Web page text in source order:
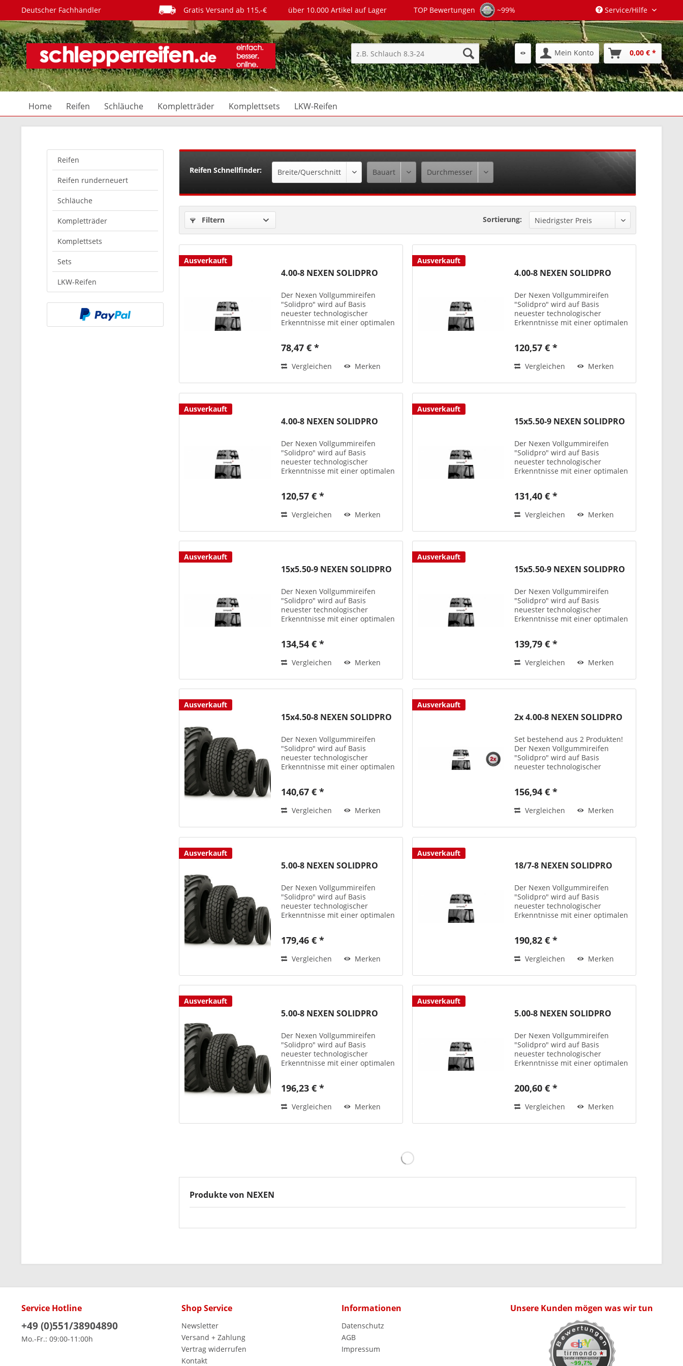
Deutscher Fachhändler Gratis Versand ab 115,-€ über 10.000 Artikel auf Lager TOP Bewertungen ~99% Service/Hilfe
Mein Konto 0,00 € *
Home Reifen Schläuche Kompletträder Komplettsets LKW-Reifen
Reifen
Reifen runderneuert
Schläuche
Kompletträder
Komplettsets
Sets
LKW-Reifen
Reifen Schnellfinder:
Filtern Sortierung:
Ausverkauft
4.00-8 NEXEN SOLIDPRO
Der Nexen Vollgummireifen
"Solidpro" wird auf Basis
neuester technologischer
Erkenntnisse mit einer optimalen
antistatischen
Non-Marking-Version...
78,47 € *
Vergleichen Merken
Ausverkauft
4.00-8 NEXEN SOLIDPRO
Der Nexen Vollgummireifen
"Solidpro" wird auf Basis
neuester technologischer
Erkenntnisse mit einer optimalen
antistatischen
Non-Marking-Version...
120,57 € *
Vergleichen Merken
Ausverkauft
4.00-8 NEXEN SOLIDPRO
Der Nexen Vollgummireifen
"Solidpro" wird auf Basis
neuester technologischer
Erkenntnisse mit einer optimalen
antistatischen
Non-Marking-Version...
120,57 € *
Vergleichen Merken
Ausverkauft
15x5.50-9 NEXEN SOLIDPRO
Der Nexen Vollgummireifen
"Solidpro" wird auf Basis
neuester technologischer
Erkenntnisse mit einer optimalen
antistatischen
Non-Marking-Version...
131,40 € *
Vergleichen Merken
Ausverkauft
15x5.50-9 NEXEN SOLIDPRO
Der Nexen Vollgummireifen
"Solidpro" wird auf Basis
neuester technologischer
Erkenntnisse mit einer optimalen
antistatischen
Non-Marking-Version...
134,54 € *
Vergleichen Merken
Ausverkauft
15x5.50-9 NEXEN SOLIDPRO
Der Nexen Vollgummireifen
"Solidpro" wird auf Basis
neuester technologischer
Erkenntnisse mit einer optimalen
antistatischen
Non-Marking-Version...
139,79 € *
Vergleichen Merken
Ausverkauft
15x4.50-8 NEXEN SOLIDPRO
Der Nexen Vollgummireifen
"Solidpro" wird auf Basis
neuester technologischer
Erkenntnisse mit einer optimalen
antistatischen
Non-Marking-Version...
140,67 € *
Vergleichen Merken
Ausverkauft
2x 4.00-8 NEXEN SOLIDPRO
Set bestehend aus 2 Produkten!
Der Nexen Vollgummireifen
"Solidpro" wird auf Basis
neuester technologischer
produziert – teils auch mit
Laufflächenmischungen...
156,94 € *
Vergleichen Merken
Ausverkauft
5.00-8 NEXEN SOLIDPRO
Der Nexen Vollgummireifen
"Solidpro" wird auf Basis
neuester technologischer
Erkenntnisse mit einer optimalen
antistatischen
Non-Marking-Version...
179,46 € *
Vergleichen Merken
Ausverkauft
18/7-8 NEXEN SOLIDPRO
Der Nexen Vollgummireifen
"Solidpro" wird auf Basis
neuester technologischer
Erkenntnisse mit einer optimalen
antistatischen
Non-Marking-Version...
190,82 € *
Vergleichen Merken
Ausverkauft
5.00-8 NEXEN SOLIDPRO
Der Nexen Vollgummireifen
"Solidpro" wird auf Basis
neuester technologischer
Erkenntnisse mit einer optimalen
antistatischen
Non-Marking-Version...
196,23 € *
Vergleichen Merken
Ausverkauft
5.00-8 NEXEN SOLIDPRO
Der Nexen Vollgummireifen
"Solidpro" wird auf Basis
neuester technologischer
Erkenntnisse mit einer optimalen
antistatischen
Non-Marking-Version...
200,60 € *
Vergleichen Merken
Produkte von NEXEN
Service Hotline
+49 (0)551/38904890
Mo.-Fr.: 09:00-11:00h
Shop Service
Newsletter
Versand + Zahlung
Vertrag widerrufen
Kontakt
Informationen
Datenschutz
AGB
Impressum
Unsere Kunden mögen was wir tun